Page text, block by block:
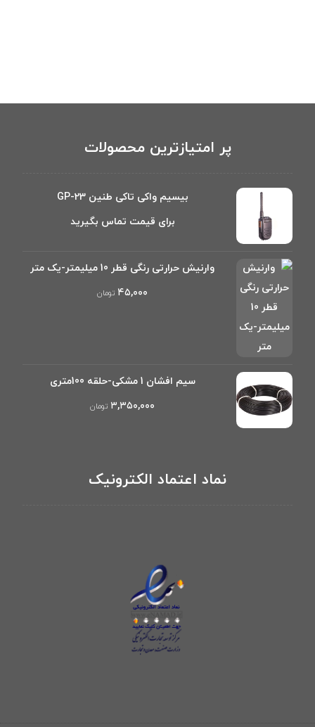
پر امتیازترین محصولات
بیسیم واکی تاکی طنین GP-23
برای قیمت تماس بگیرید
وارنیش حرارتی رنگی قطر 10 میلیمتر-یک متر
۴۵,۰۰۰ تومان
سیم افشان 1 مشکی-حلقه 100متری
۳,۳۵۰,۰۰۰ تومان
نماد اعتماد الکترونیک